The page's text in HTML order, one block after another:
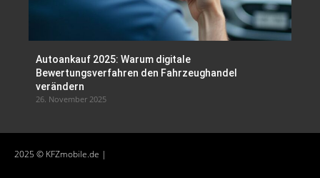
Autoankauf 2025: Warum digitale
Bewertungsverfahren den Fahrzeughandel
verändern
26. November 2025
2025 © KFZmobile.de |